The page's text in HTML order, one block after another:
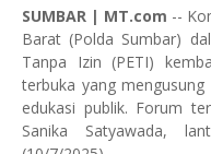
SUMBAR | MT.com --
Barat (Polda Sumbar)
Tanpa Izin (PETI)
terbuka yang
edukasi publik. Forum
Sanika Satyawada,